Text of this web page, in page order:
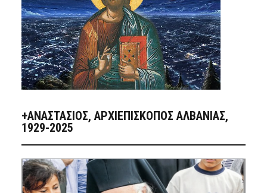
+ΑΝΑΣΤΆΣΙΟΣ, ΑΡΧΙΕΠΊΣΚΟΠΟΣ ΑΛΒΑΝΊΑΣ,
1929-2025